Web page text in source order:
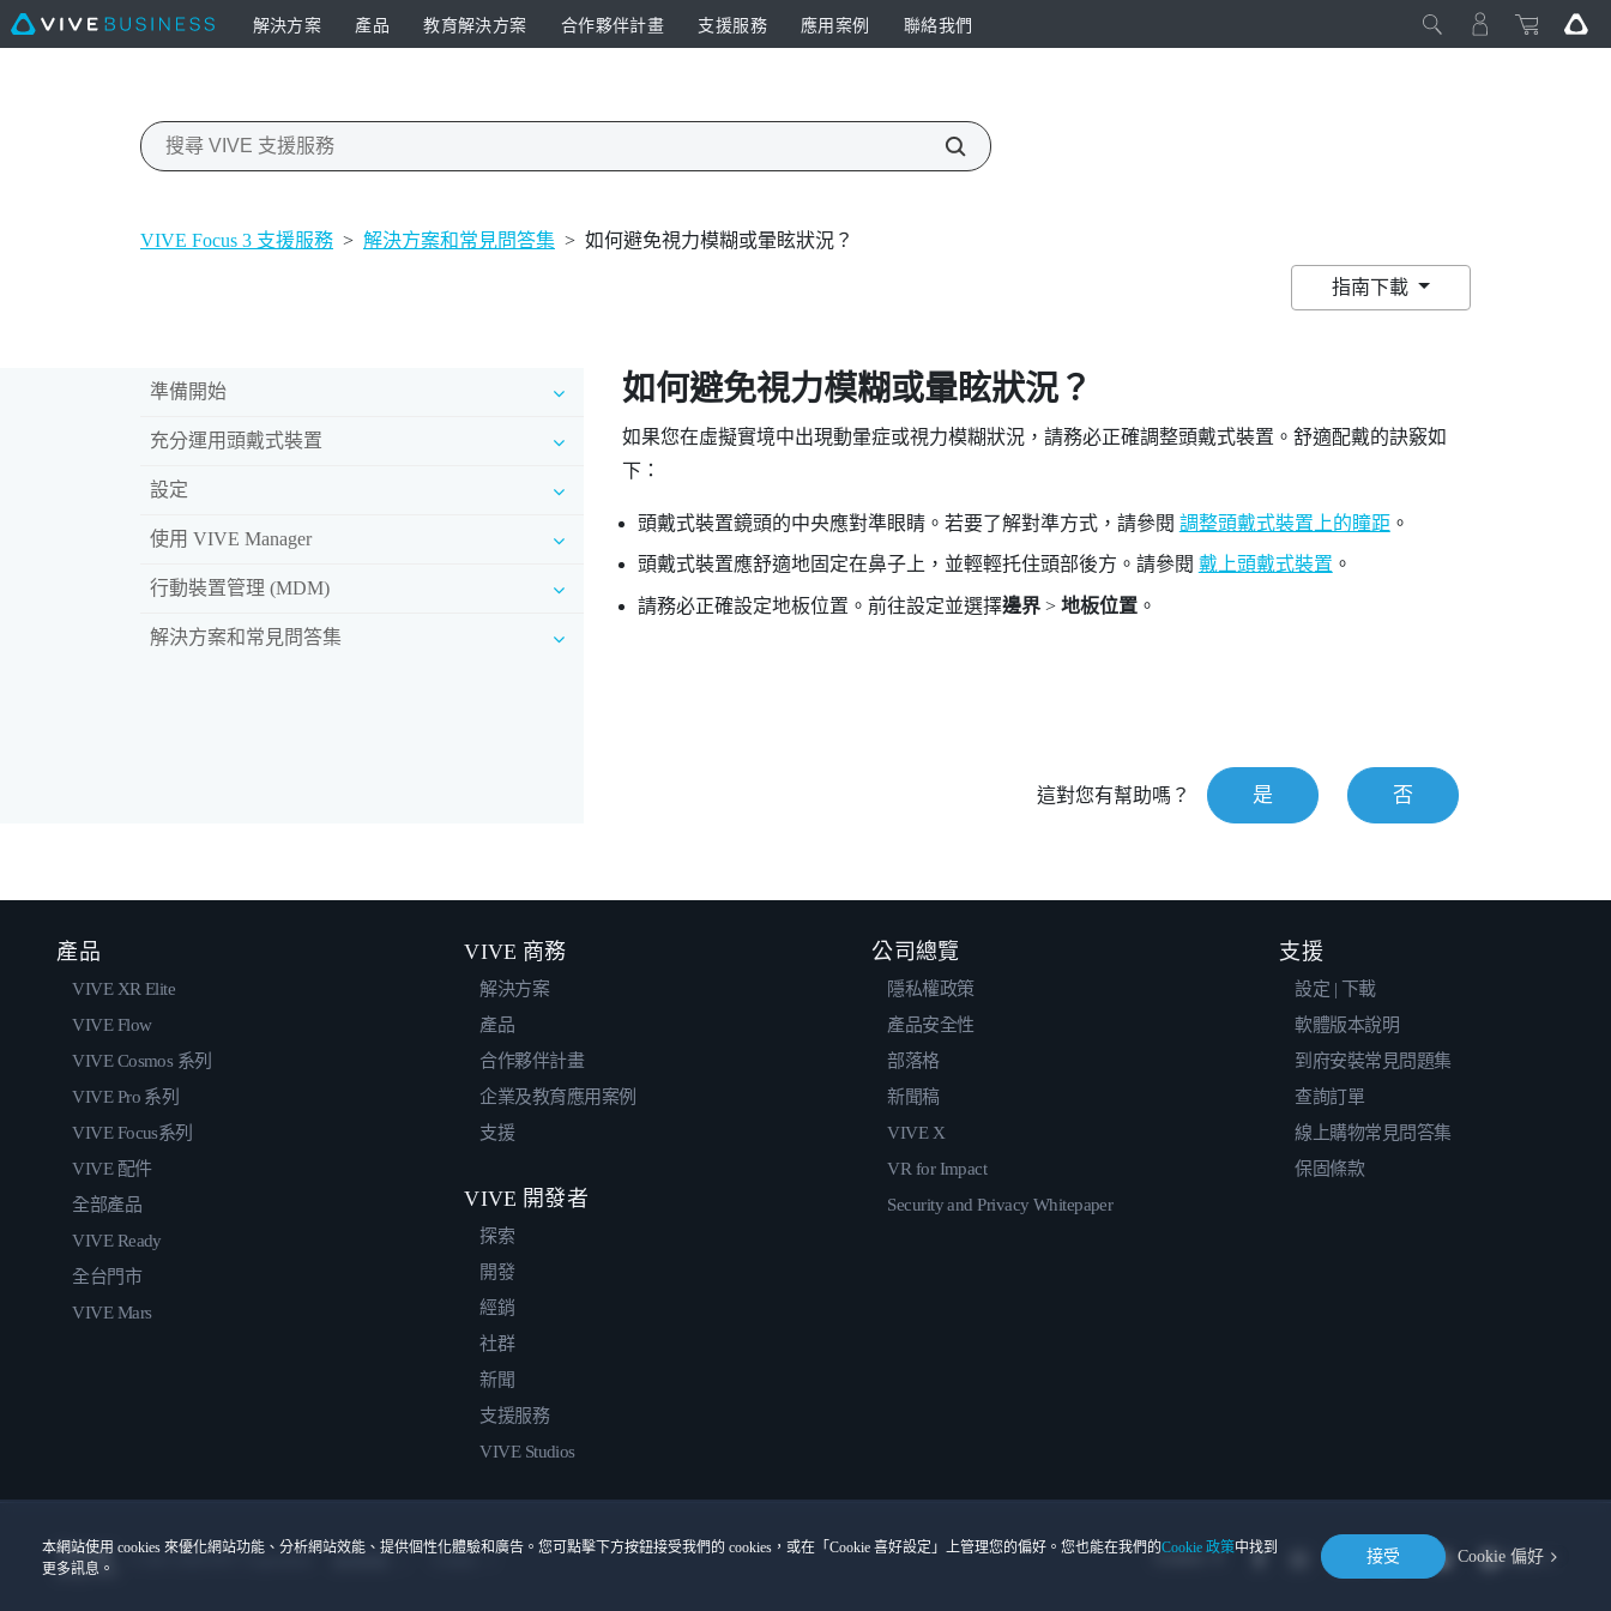
解決方案 產品 教育解決方案 合作夥伴計畫 支援服務 應用案例 聯絡我們
VIVE Focus 3 支援服務 > 解決方案和常見問答集 > 如何避免視力模糊或暈眩狀況？
指南下載
準備開始
充分運用頭戴式裝置
設定
使用 VIVE Manager
行動裝置管理 (MDM)
解決方案和常見問答集
如何避免視力模糊或暈眩狀況？
如果您在虛擬實境中出現動暈症或視力模糊狀況，請務必正確調整頭戴式裝置。舒適配戴的訣竅如
下：
頭戴式裝置鏡頭的中央應對準眼睛。若要了解對準方式，請參閱 調整頭戴式裝置上的瞳距 。
頭戴式裝置應舒適地固定在鼻子上，並輕輕托住頭部後方。請參閱 戴上頭戴式裝置 。
請務必正確設定地板位置。前往設定並選擇邊界> 地板位置。
這對您有幫助嗎？ 是 否
本網站使用 cookies 來優化網站功能、分析網站效能、提供個性化體驗和廣告。您可點擊下方按鈕接受我們的 cookies，或在「Cookie 喜好設定」上管理您的偏好。您也能在我們的Cookie 政策中找到
更多訊息。
接受 Cookie 偏好
產品
VIVE XR Elite
VIVE Flow
VIVE Cosmos 系列
VIVE Pro 系列
VIVE Focus系列
VIVE 配件
全部產品
VIVE Ready
全台門市
VIVE Mars
VIVE 商務
解決方案
產品
合作夥伴計畫
企業及教育應用案例
支援
VIVE 開發者
探索
開發
經銷
社群
新聞
支援服務
VIVE Studios
公司總覽
隱私權政策
產品安全性
部落格
新聞稿
VIVE X
VR for Impact
Security and Privacy Whitepaper
支援
設定 | 下載
軟體版本說明
到府安裝常見問題集
查詢訂單
線上購物常見問答集
保固條款
Location